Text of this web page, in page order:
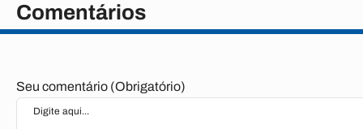
Comentários
Seu comentário (Obrigatório)